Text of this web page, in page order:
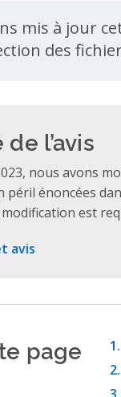
mis à jour
des
l’avis
nous avons
péril énoncées
est
avis
page